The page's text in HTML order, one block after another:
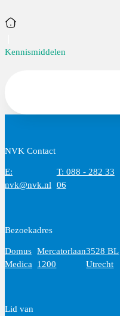
Home
Kennismiddelen
NVK Contact
E:
nvk@nvk.nl
T: 088 - 282 33
06
Bezoekadres
Domus
Medica
Mercatorlaan
1200
3528 BL
Utrecht
Lid van